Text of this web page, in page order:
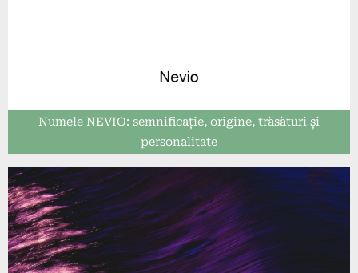
Numele NEVIO: semnificație, origine, trăsături și
personalitate